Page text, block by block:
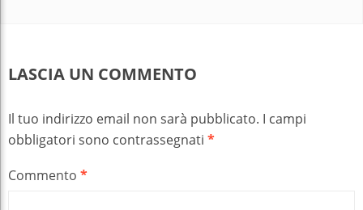
LASCIA UN COMMENTO
Il tuo indirizzo email non sarà pubblicato. I campi
obbligatori sono contrassegnati *
Commento *